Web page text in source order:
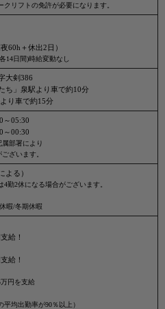
リフトの免許が必要になります。
60h＋休出2日）
日間)時給変動なし
大剣386
ち」泉駅より車で約10分
り車で約15分
～05:30
～00:30
部署により
ざいます。
る）
勤2休になる場合がございます。
暇/冬期休暇
給！
給！
円を支給
平均出勤率が90％以上）